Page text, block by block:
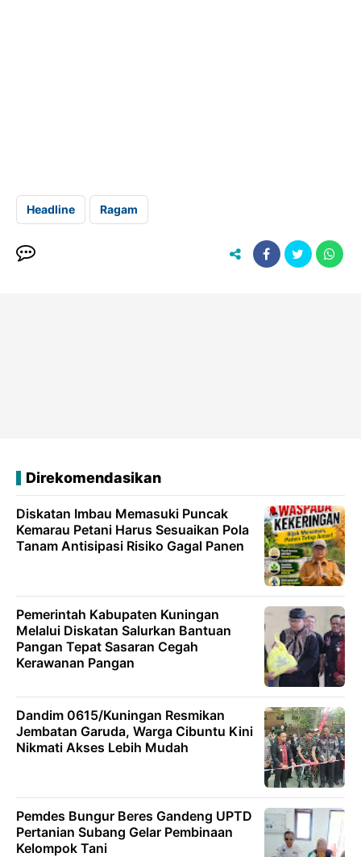
Headline Ragam
Direkomendasikan
Diskatan Imbau Memasuki Puncak
Kemarau Petani Harus Sesuaikan Pola
Tanam Antisipasi Risiko Gagal Panen
Pemerintah Kabupaten Kuningan
Melalui Diskatan Salurkan Bantuan
Pangan Tepat Sasaran Cegah
Kerawanan Pangan
Dandim 0615/Kuningan Resmikan
Jembatan Garuda, Warga Cibuntu Kini
Nikmati Akses Lebih Mudah
Pemdes Bungur Beres Gandeng UPTD
Pertanian Subang Gelar Pembinaan
Kelompok Tani